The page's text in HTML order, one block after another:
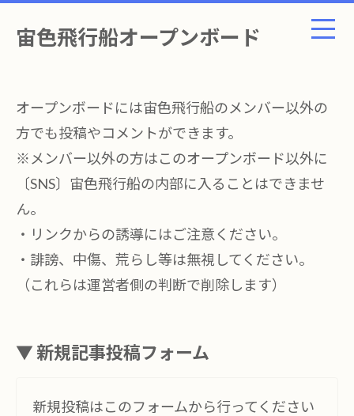
宙色飛行船オープンボード
オープンボードには宙色飛行船のメンバー以外の
方でも投稿やコメントができます。
※メンバー以外の方はこのオープンボード以外に
〔SNS〕宙色飛行船の内部に入ることはできませ
ん。
・リンクからの誘導にはご注意ください。
・誹謗、中傷、荒らし等は無視してください。
（これらは運営者側の判断で削除します）
▼ 新規記事投稿フォーム
新規投稿はこのフォームから行ってください